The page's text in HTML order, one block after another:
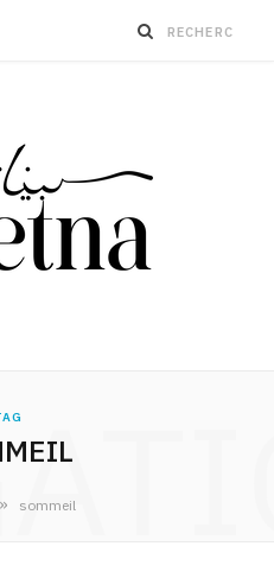
» sommeil